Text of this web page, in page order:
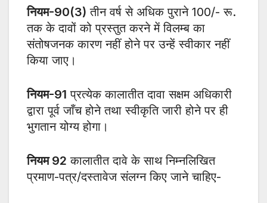
नियम-90(3) तीन वर्ष से अधिक पुराने 100/- रू.
तक के दावों को प्रस्तुत करने में विलम्ब का
संतोषजनक कारण नहीं होने पर उन्हें स्वीकार नहीं
किया जाए।
नियम-91 प्रत्येक कालातीत दावा सक्षम अधिकारी
द्वारा पूर्व जाँच होने तथा स्वीकृति जारी होने पर ही
भुगतान योग्य होगा।
नियम 92 कालातीत दावे के साथ निम्नलिखित
प्रमाण-पत्र/दस्तावेज संलग्न किए जाने चाहिए-